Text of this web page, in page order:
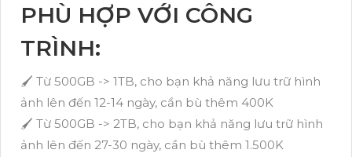
PHÙ HỢP VỚI CÔNG
TRÌNH:
🖌 Từ 500GB -> 1TB, cho bạn khả năng lưu trữ hình
ảnh lên đến 12-14 ngày, cần bù thêm 400K
🖌 Từ 500GB -> 2TB, cho bạn khả năng lưu trữ hình
ảnh lên đến 27-30 ngày, cần bù thêm 1.500K